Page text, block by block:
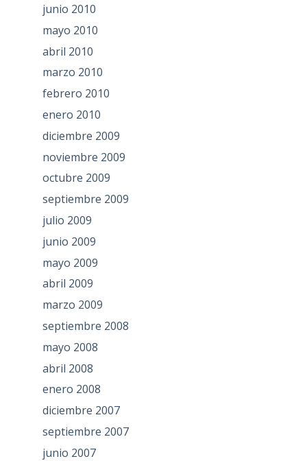
junio 2010
mayo 2010
abril 2010
marzo 2010
febrero 2010
enero 2010
diciembre 2009
noviembre 2009
octubre 2009
septiembre 2009
julio 2009
junio 2009
mayo 2009
abril 2009
marzo 2009
septiembre 2008
mayo 2008
abril 2008
enero 2008
diciembre 2007
septiembre 2007
junio 2007